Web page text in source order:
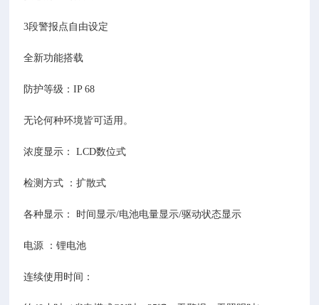
3段警报点自由设定
全新功能搭载
防护等级：IP 68
无论何种环境皆可适用。
浓度显示： LCD数位式
检测方式 ：扩散式
各种显示： 时间显示/电池电量显示/驱动状态显示
电源 ：锂电池
连续使用时间：